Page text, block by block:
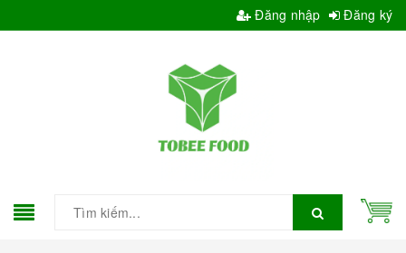
Đăng nhập Đăng ký